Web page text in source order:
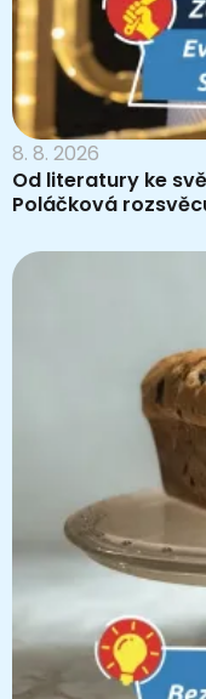
8. 8. 2026
Od literatury ke
Poláčková